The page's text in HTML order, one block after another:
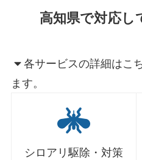
高知県で対応し
各サービスの詳細はこ
ます。
シロアリ駆除・対策